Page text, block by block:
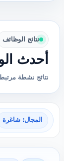
نتائج الوظائف
أحدث
نتائج نشطة
المجال: شاغرة